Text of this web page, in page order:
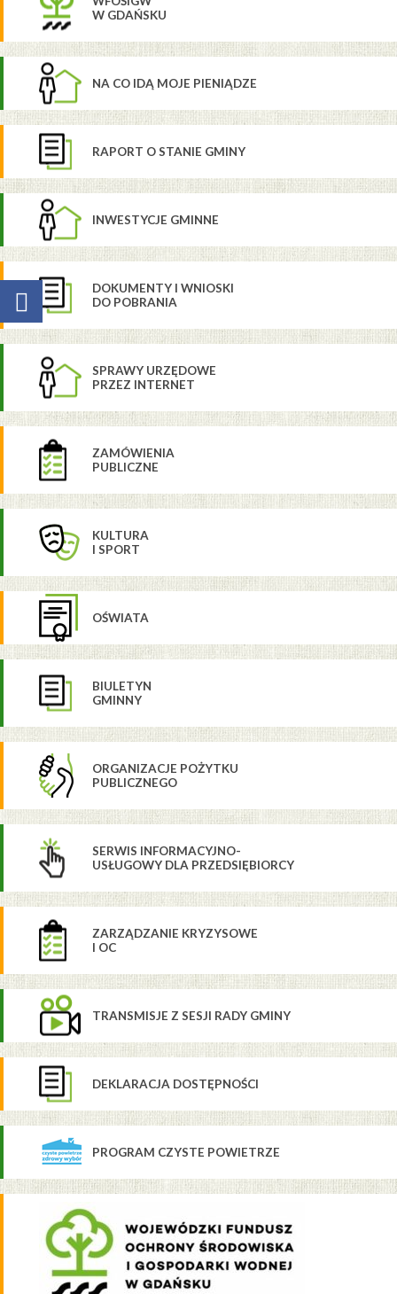
W GDAŃSKU
NA CO IDĄ MOJE PIENIĄDZE
RAPORT O STANIE GMINY
INWESTYCJE GMINNE
DOKUMENTY I WNIOSKI
DO POBRANIA
SPRAWY URZĘDOWE
PRZEZ INTERNET
ZAMÓWIENIA
PUBLICZNE
KULTURA
I SPORT
OŚWIATA
BIULETYN
GMINNY
ORGANIZACJE POŻYTKU
PUBLICZNEGO
SERWIS INFORMACYJNO-
USŁUGOWY DLA PRZEDSIĘBIORCY
ZARZĄDZANIE KRYZYSOWE
I OC
TRANSMISJE Z SESJI RADY GMINY
DEKLARACJA DOSTĘPNOŚCI
PROGRAM CZYSTE POWIETRZE